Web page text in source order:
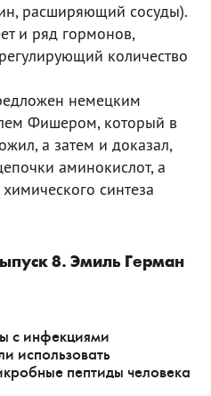
расширяющий сосуды).
и ряд гормонов,
количество
немецким
Фишером, который в
а затем и доказал,
аминокислот, а
синтеза
8. Эмиль Герман
с инфекциями
использовать
пептиды человека